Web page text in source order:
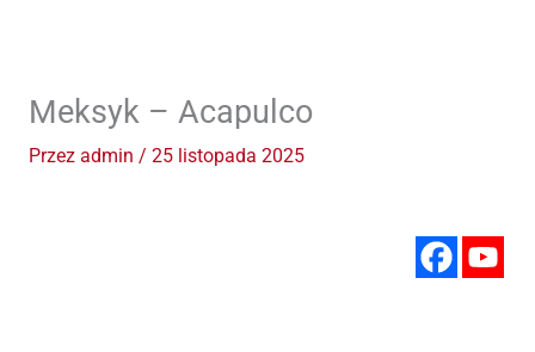
Meksyk – Acapulco
Przez admin / 25 listopada 2025